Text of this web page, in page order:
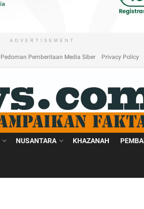
ADVERTISEMENT
Pedoman Pemberitaan Media Siber Privacy Policy
NUSANTARA KHAZANAH